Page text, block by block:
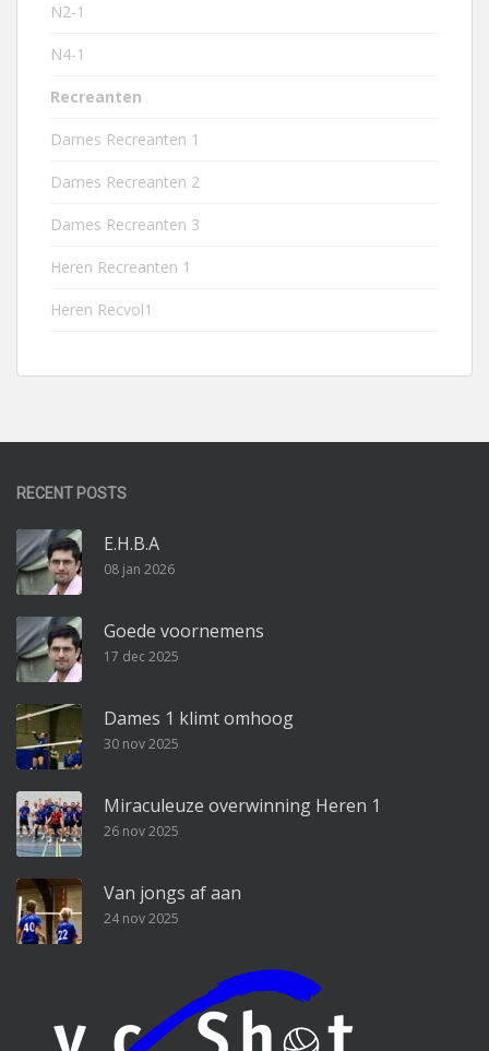
N2-1
N4-1
Recreanten
Dames Recreanten 1
Dames Recreanten 2
Dames Recreanten 3
Heren Recreanten 1
Heren Recvol1
RECENT POSTS
E.H.B.A
08 jan 2026
Goede voornemens
17 dec 2025
Dames 1 klimt omhoog
30 nov 2025
Miraculeuze overwinning Heren 1
26 nov 2025
Van jongs af aan
24 nov 2025